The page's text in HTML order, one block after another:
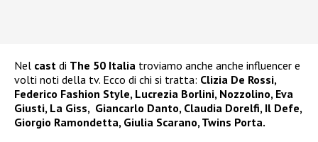
Nel cast di The 50 Italia troviamo anche anche influencer e
volti noti della tv. Ecco di chi si tratta: Clizia De Rossi,
Federico Fashion Style, Lucrezia Borlini, Nozzolino, Eva
Giusti, La Giss, Giancarlo Danto, Claudia Dorelfi, Il Defe,
Giorgio Ramondetta, Giulia Scarano, Twins Porta.